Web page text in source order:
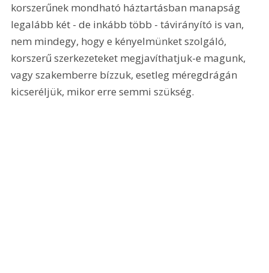
korszerűnek mondható háztartásban manapság
legalább két - de inkább több - távirányító is van,
nem mindegy, hogy e kényelmünket szolgáló,
korszerű szerkezeteket megjavíthatjuk-e magunk,
vagy szakemberre bízzuk, esetleg méregdrágán
kicseréljük, mikor erre semmi szükség.